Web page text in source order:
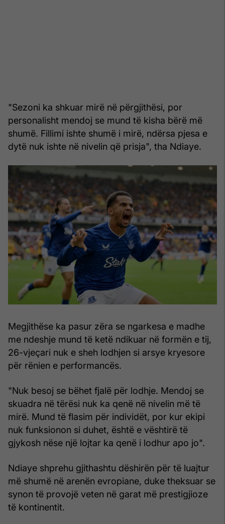
"Sezoni ka shkuar mirë në përgjithësi, por
personalisht mendoj se mund të kisha bërë më
shumë. Fillimi ishte shumë i mirë, ndërsa pjesa e
dytë nuk ishte në nivelin që prisja", tha Ndiaye.
Megjithëse ka pasur zëra se ngarkesa e madhe
me ndeshje mund të ketë ndikuar në formën e tij,
26-vjeçari nuk e sheh lodhjen si arsye kryesore
për rënien e performancës.
"Nuk besoj se bëhet fjalë për lodhje. Mendoj se
skuadra në tërësi nuk ka qenë në nivelin më të
mirë. Mund të flasim për individët, por kur ekipi
nuk funksionon si duhet, është e vështirë të
gjykosh nëse një lojtar ka qenë i lodhur apo jo".
Ndiaye shprehu gjithashtu dëshirën për të luajtur
më shumë në arenën evropiane, duke theksuar se
synon të provojë veten në garat më prestigjioze
të kontinentit.